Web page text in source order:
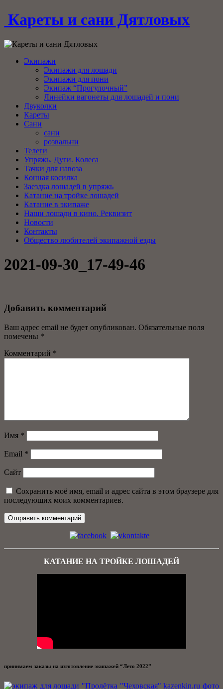
Кареты и сани Дятловых
Экипажи
Экипажи для лошади
Экипажи для пони
Экипаж “Прогулочный”
Линейки вагонеты для лошадей и пони
Двуколки
Кареты
Сани
сани
розвальни
Телеги
Упряжь. Дуги. Колеса
Тачки для навоза
Конная косилка
Заездка лошадей в упряжь
Катание на тройке лошадей
Катание в экипаже
Наши лошади в кино. Реквизит
Новости
Контакты
Общество любителей экипажной езды
2021-09-30_17-49-46
Добавить комментарий
Ваш адрес email не будет опубликован. Обязательные поля
помечены *
Комментарий *
Имя *
Email *
Сайт
Сохранить моё имя, email и адрес сайта в этом браузере для
последующих моих комментариев.
КАТАНИЕ НА ТРОЙКЕ ЛОШАДЕЙ
принимаем заказы на изготовление экипажей “Лето 2022”